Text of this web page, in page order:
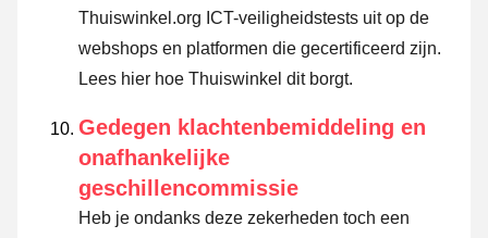
Thuiswinkel.org ICT-veiligheidstests uit op de
webshops en platformen die gecertificeerd zijn.
Lees hier hoe Thuiswinkel dit borgt.
Gedegen klachtenbemiddeling en
onafhankelijke
geschillencommissie
Heb je ondanks deze zekerheden toch een